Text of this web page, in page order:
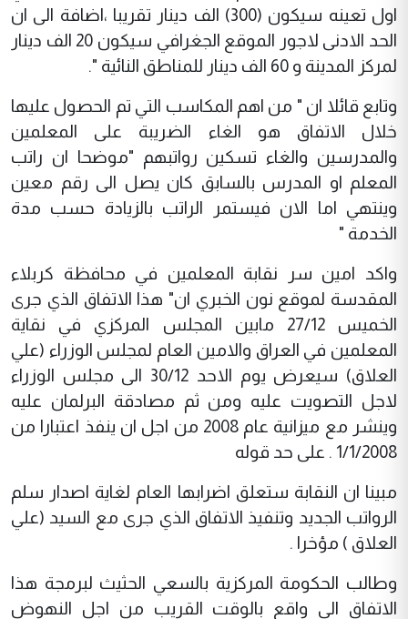
اول تعينه سيكون (300) الف دينار تقريبا ،اضافة الى ان
الحد الادنى لاجور الموقع الجغرافي سيكون 20 الف دينار
لمركز المدينة و 60 الف دينار للمناطق النائية ".
وتابع قائلا ان " من اهم المكاسب التي تم الحصول عليها
خلال الاتفاق هو الغاء الضريبة على المعلمين
والمدرسين والغاء تسكين رواتبهم "موضحا ان راتب
المعلم او المدرس بالسابق كان يصل الى رقم معين
وينتهي اما الان فيستمر الراتب بالزيادة حسب مدة
الخدمة "
واكد امين سر نقابة المعلمين في محافظة كربلاء
المقدسة لموقع نون الخبري ان" هذا الاتفاق الذي جرى
الخميس 27/12 مابين المجلس المركزي في نقاية
المعلمين في العراق والامين العام لمجلس الوزراء (علي
العلاق) سيعرض يوم الاحد 30/12 الى مجلس الوزراء
لاجل التصويت عليه ومن ثم مصادقة البرلمان عليه
وينشر مع ميزانية عام 2008 من اجل ان ينفذ اعتبارا من
1/1/2008 . على حد قوله
مبينا ان النقابة ستعلق اضرابها العام لغاية اصدار سلم
الرواتب الجديد وتنفيذ الاتفاق الذي جرى مع السيد (علي
العلاق ) مؤخرا .
وطالب الحكومة المركزية بالسعي الحثيث لبرمجة هذا
الاتفاق الى واقع بالوقت القريب من اجل النهوض